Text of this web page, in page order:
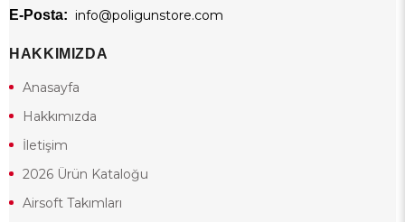
E-Posta: info@poligunstore.com
HAKKIMIZDA
Anasayfa
Hakkımızda
İletişim
2026 Ürün Kataloğu
Airsoft Takımları